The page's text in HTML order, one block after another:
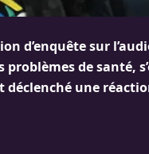
d’enquête sur
de santé,
déclenché une